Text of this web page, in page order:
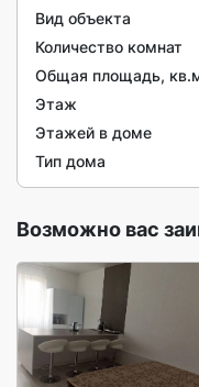
Вид объекта
Количество комнат
Общая площадь,
Этаж
Этажей в доме
Тип дома
Возможно вас